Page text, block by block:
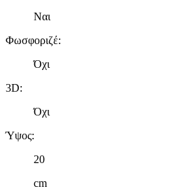
Ναι
Φωσφοριζέ:
Όχι
3D:
Όχι
Ύψος:
20
cm